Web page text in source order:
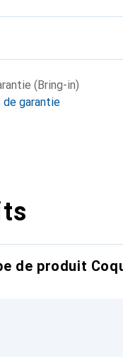
(Bring-in)
de garantie
de produit